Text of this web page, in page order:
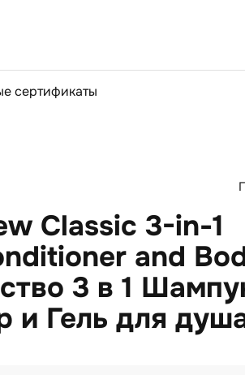
сертификаты
Classic 3-in-1
and
3 в 1
и Гель для